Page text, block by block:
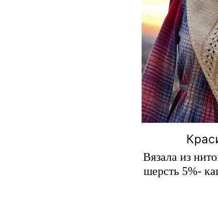
Вязала из
шерсть 5%-